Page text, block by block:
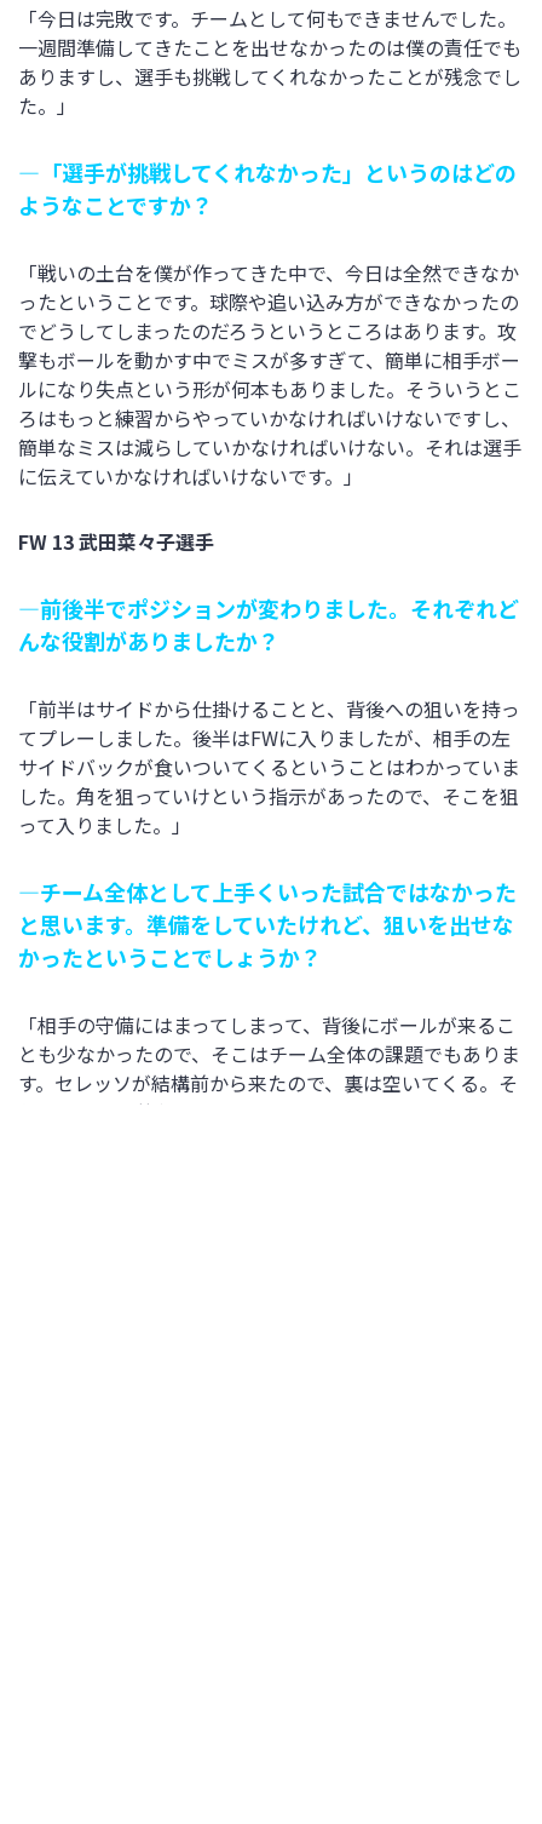
「今日は完敗です。チームとして何もできませんでした。
一週間準備してきたことを出せなかったのは僕の責任でも
ありますし、選手も挑戦してくれなかったことが残念でし
た。」
―「選手が挑戦してくれなかった」というのはどの
ようなことですか？
「戦いの土台を僕が作ってきた中で、今日は全然できなか
ったということです。球際や追い込み方ができなかったの
でどうしてしまったのだろうというところはあります。攻
撃もボールを動かす中でミスが多すぎて、簡単に相手ボー
ルになり失点という形が何本もありました。そういうとこ
ろはもっと練習からやっていかなければいけないですし、
簡単なミスは減らしていかなければいけない。それは選手
に伝えていかなければいけないです。」
FW 13 武田菜々子選手
―前後半でポジションが変わりました。それぞれど
んな役割がありましたか？
「前半はサイドから仕掛けることと、背後への狙いを持っ
てプレーしました。後半はFWに入りましたが、相手の左
サイドバックが食いついてくるということはわかっていま
した。角を狙っていけという指示があったので、そこを狙
って入りました。」
―チーム全体として上手くいった試合ではなかった
と思います。準備をしていたけれど、狙いを出せな
かったということでしょうか？
「相手の守備にはまってしまって、背後にボールが来るこ
とも少なかったので、そこはチーム全体の課題でもありま
す。セレッソが結構前から来たので、裏は空いてくる。そ
れはチームで共有していたところでもあったので、もっと